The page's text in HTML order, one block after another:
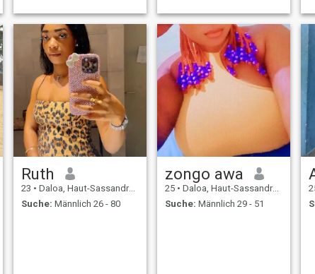
Ruth
23 • Daloa, Haut-Sassandra, Côte d'Ivoire
Suche: Männlich 26 - 80
zongo awa
25 • Daloa, Haut-Sassandra, Côte d'Ivoire
Suche: Männlich 29 - 51